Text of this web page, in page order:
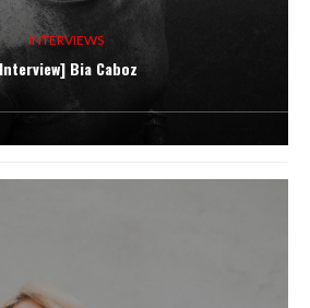
INTERVIEWS
Bia Caboz